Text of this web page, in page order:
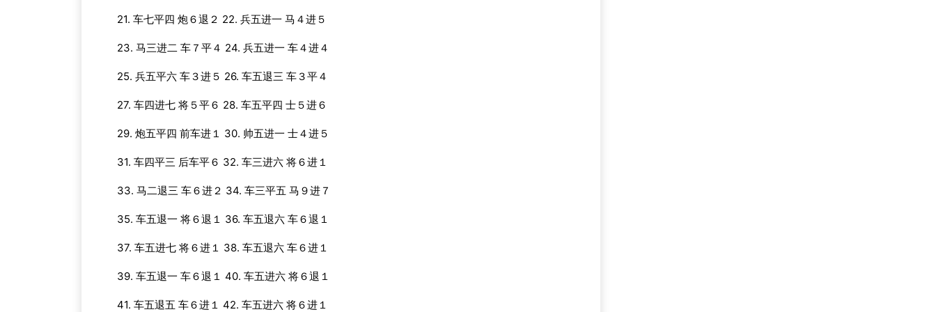
21. 车七平四 炮６退２ 22. 兵五进一 马４进５
23. 马三进二 车７平４ 24. 兵五进一 车４进４
25. 兵五平六 车３进５ 26. 车五退三 车３平４
27. 车四进七 将５平６ 28. 车五平四 士５进６
29. 炮五平四 前车进１ 30. 帅五进一 士４进５
31. 车四平三 后车平６ 32. 车三进六 将６进１
33. 马二退三 车６进２ 34. 车三平五 马９进７
35. 车五退一 将６退１ 36. 车五退六 车６退１
37. 车五进七 将６进１ 38. 车五退六 车６进１
39. 车五退一 车６退１ 40. 车五进六 将６退１
41. 车五退五 车６进１ 42. 车五进六 将６进１